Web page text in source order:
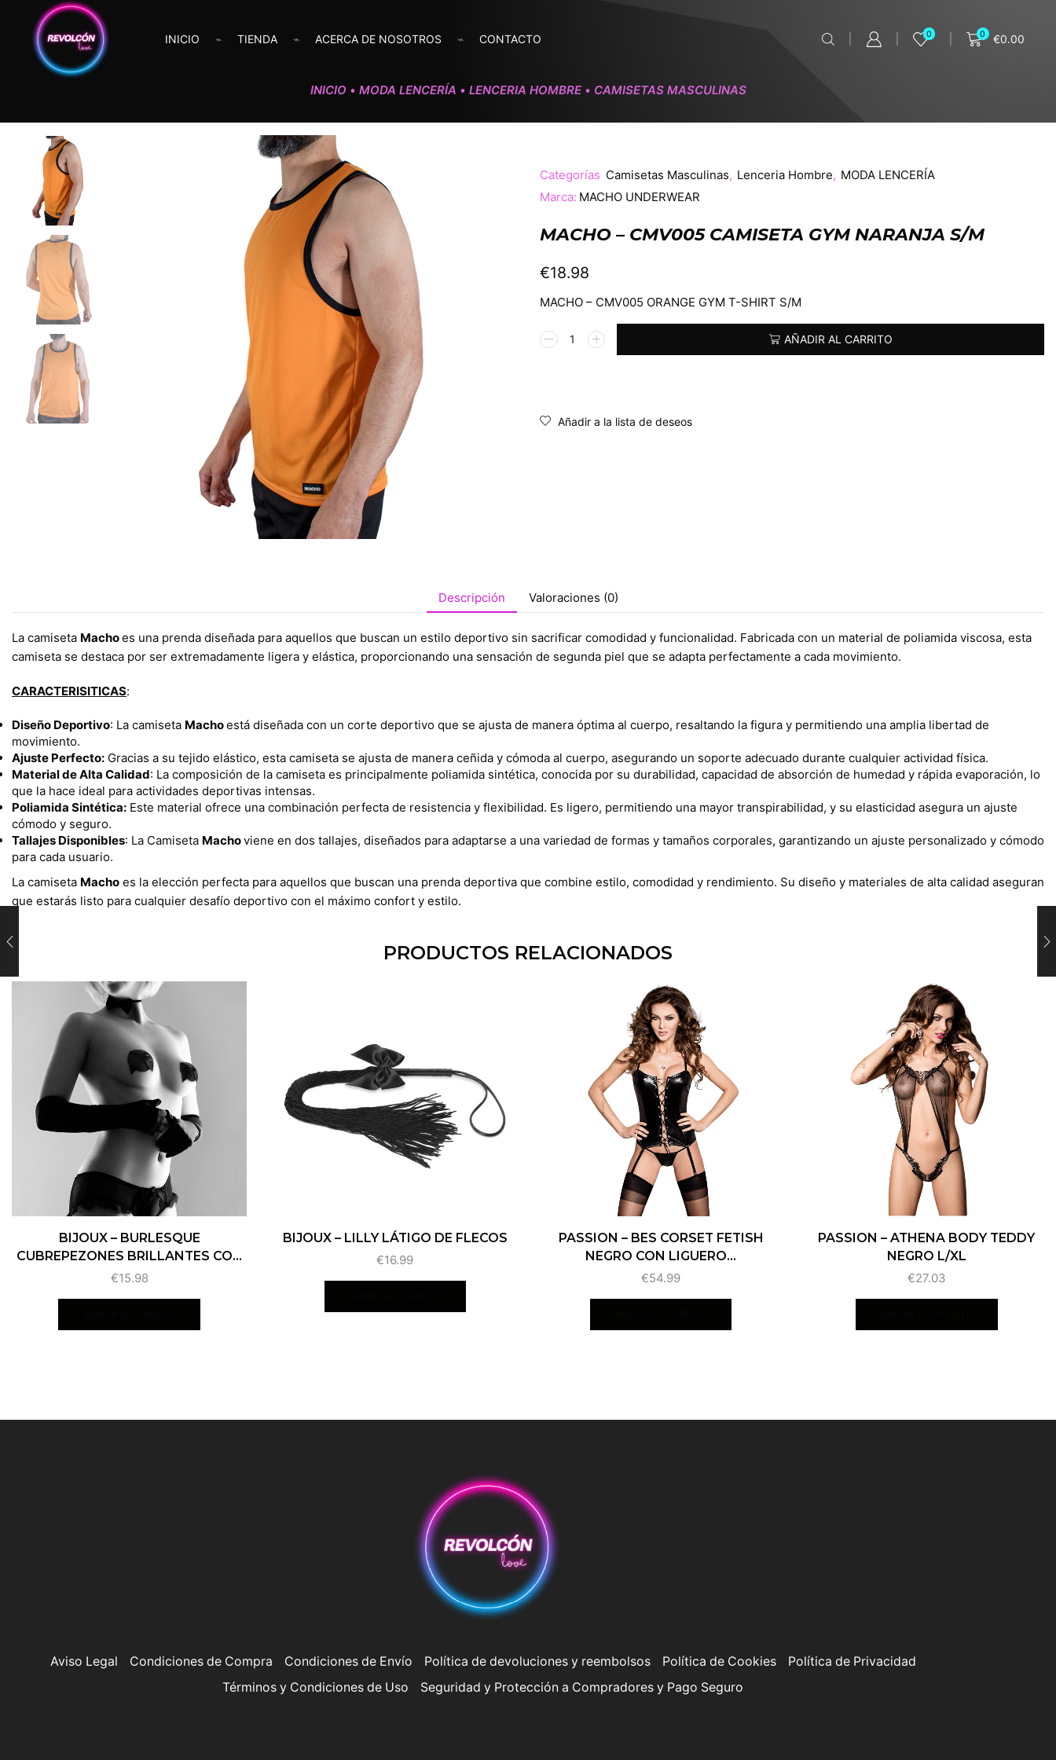
INICIO TIENDA ACERCA DE NOSOTROS CONTACTO 0 0 €0.00
INICIO • MODA LENCERÍA • LENCERIA HOMBRE • CAMISETAS MASCULINAS
Categorías Camisetas Masculinas, Lenceria Hombre, MODA LENCERÍA
Marca: MACHO UNDERWEAR
MACHO – CMV005 CAMISETA GYM NARANJA S/M
€18.98
MACHO – CMV005 ORANGE GYM T-SHIRT S/M
AÑADIR AL CARRITO
Alternative:
Añadir a la lista de deseos
Descripción Valoraciones (0)
La camiseta Machoes una prenda diseñada para aquellos que buscan un estilo deportivo sin sacrificar comodidad y funcionalidad. Fabricada con un material de poliamida viscosa, esta
camiseta se destaca por ser extremadamente ligera y elástica, proporcionando una sensación de segunda piel que se adapta perfectamente a cada movimiento.
CARACTERISITICAS:
Diseño Deportivo: La camiseta Machoestá diseñada con un corte deportivo que se ajusta de manera óptima al cuerpo, resaltando la figura y permitiendo una amplia libertad de
movimiento.
Ajuste Perfecto: Gracias a su tejido elástico, esta camiseta se ajusta de manera ceñida y cómoda al cuerpo, asegurando un soporte adecuado durante cualquier actividad física.
Material de Alta Calidad: La composición de la camiseta es principalmente poliamida sintética, conocida por su durabilidad, capacidad de absorción de humedad y rápida evaporación, lo
que la hace ideal para actividades deportivas intensas.
Poliamida Sintética: Este material ofrece una combinación perfecta de resistencia y flexibilidad. Es ligero, permitiendo una mayor transpirabilidad, y su elasticidad asegura un ajuste
cómodo y seguro.
Tallajes Disponibles: La Camiseta Machoviene en dos tallajes, diseñados para adaptarse a una variedad de formas y tamaños corporales, garantizando un ajuste personalizado y cómodo
para cada usuario.
La camiseta Macho es la elección perfecta para aquellos que buscan una prenda deportiva que combine estilo, comodidad y rendimiento. Su diseño y materiales de alta calidad aseguran
que estarás listo para cualquier desafío deportivo con el máximo confort y estilo.
PRODUCTOS RELACIONADOS
BIJOUX – BURLESQUE
CUBREPEZONES BRILLANTES CO...
€15.98
BIJOUX – LILLY LÁTIGO DE FLECOS
€16.99
PASSION – BES CORSET FETISH
NEGRO CON LIGUERO...
€54.99
PASSION – ATHENA BODY TEDDY
NEGRO L/XL
€27.03
Aviso Legal Condiciones de Compra Condiciones de Envío Política de devoluciones y reembolsos Política de Cookies
Política de Privacidad
Términos y Condiciones de Uso
Seguridad y Protección a Compradores y Pago Seguro